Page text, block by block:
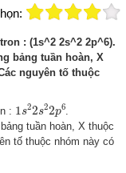
: (1s^2 2s^2 2p^6).
bảng tuần hoàn, X
nguyên tố thuộc
: 1s22s22p6
1 s22 s22 p
.
tuần hoàn, X thuộc
tố thuộc nhóm này có